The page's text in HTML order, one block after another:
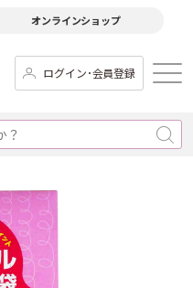
オンラインショップ
ログイン･会員登録